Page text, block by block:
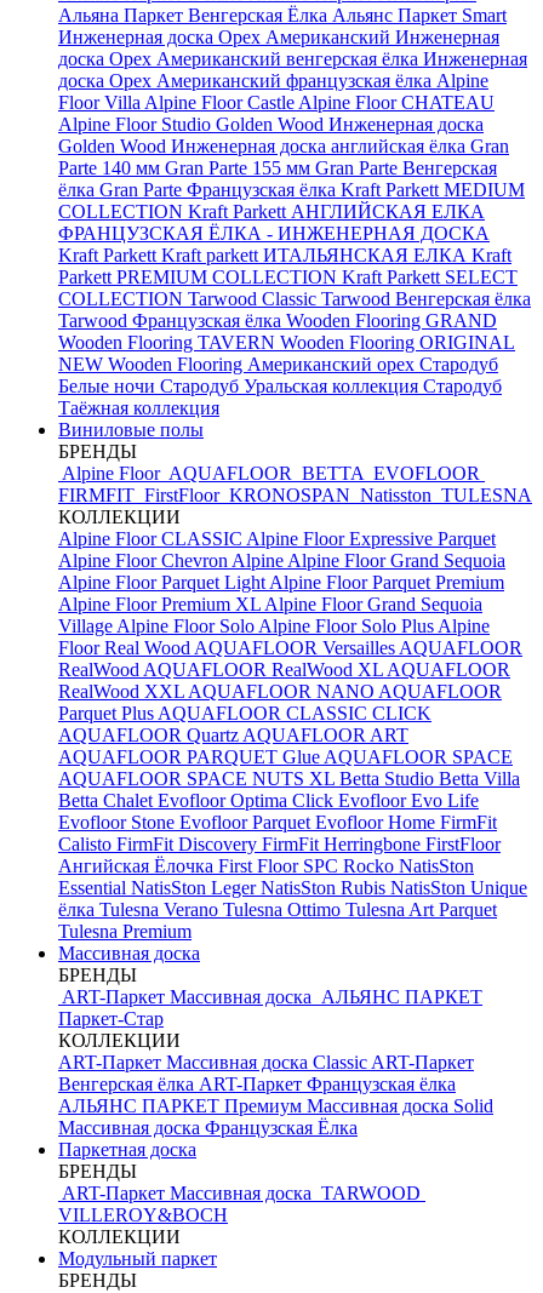
Альяна Паркет Венгерская Ёлка Альянс Паркет Smart
Инженерная доска Орех Американский Инженерная
доска Орех Американский венгерская ёлка Инженерная
доска Орех Американский французская ёлка Alpine
Floor Villa Alpine Floor Castle Alpine Floor CHATEAU
Alpine Floor Studio Golden Wood Инженерная доска
Golden Wood Инженерная доска английская ёлка Gran
Parte 140 мм Gran Parte 155 мм Gran Parte Венгерская
ёлка Gran Parte Французская ёлка Kraft Parkett MEDIUM
COLLECTION Kraft Parkett АНГЛИЙСКАЯ ЕЛКА
ФРАНЦУЗСКАЯ ЁЛКА - ИНЖЕНЕРНАЯ ДОСКА
Kraft Parkett Kraft parkett ИТАЛЬЯНСКАЯ ЕЛКА Kraft
Parkett PREMIUM COLLECTION Kraft Parkett SELECT
COLLECTION Tarwood Classic Tarwood Венгерская ёлка
Tarwood Французская ёлка Wooden Flooring GRAND
Wooden Flooring TAVERN Wooden Flooring ORIGINAL
NEW Wooden Flooring Американский орех Стародуб
Белые ночи Стародуб Уральская коллекция Стародуб
Таёжная коллекция
Виниловые полы
БРЕНДЫ
Alpine Floor AQUAFLOOR BETTA EVOFLOOR
FIRMFIT FirstFloor KRONOSPAN Natisston TULESNA
КОЛЛЕКЦИИ
Alpine Floor CLASSIC Alpine Floor Expressive Parquet
Alpine Floor Chevron Alpine Alpine Floor Grand Sequoia
Alpine Floor Parquet Light Alpine Floor Parquet Premium
Alpine Floor Premium XL Alpine Floor Grand Sequoia
Village Alpine Floor Solo Alpine Floor Solo Plus Alpine
Floor Real Wood AQUAFLOOR Versailles AQUAFLOOR
RealWood AQUAFLOOR RealWood XL AQUAFLOOR
RealWood XXL AQUAFLOOR NANO AQUAFLOOR
Parquet Plus AQUAFLOOR CLASSIC CLICK
AQUAFLOOR Quartz AQUAFLOOR ART
AQUAFLOOR PARQUET Glue AQUAFLOOR SPACE
AQUAFLOOR SPACE NUTS XL Betta Studio Betta Villa
Betta Chalet Evofloor Optima Click Evofloor Evo Life
Evofloor Stone Evofloor Parquet Evofloor Home FirmFit
Calisto FirmFit Discovery FirmFit Herringbone FirstFloor
Ангийская Ёлочка First Floor SPC Rocko NatisSton
Essential NatisSton LegerNatisSton Rubis NatisSton Unique
ёлка Tulesna Verano Tulesna Ottimo Tulesna Art Parquet
Tulesna Premium
Массивная доска
БРЕНДЫ
ART-Паркет Массивная доска АЛЬЯНС ПАРКЕТ
Паркет-Стар
КОЛЛЕКЦИИ
ART-Паркет Массивная доска Classic ART-Паркет
Венгерская ёлка ART-Паркет Французская ёлка
АЛЬЯНС ПАРКЕТ Премиум Массивная доска Solid
Массивная доска Французская Ёлка
Паркетная доска
БРЕНДЫ
ART-Паркет Массивная доска TARWOOD
VILLEROY&BOCH
КОЛЛЕКЦИИ
Модульный паркет
БРЕНДЫ